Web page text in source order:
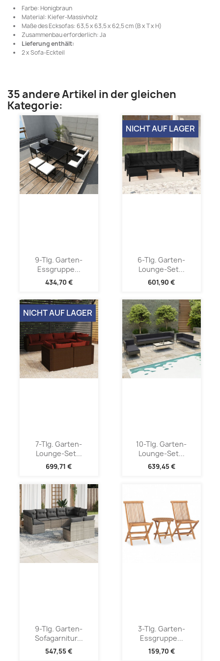
Farbe: Honigbraun
Material: Kiefer-Massivholz
Maße des Ecksofas: 63,5 x 63,5 x 62,5 cm (B x T x H)
Zusammenbau erforderlich: Ja
Lieferung enthält:
2 x Sofa-Eckteil
35 andere Artikel in der gleichen
Kategorie:
9-Tlg. Garten-
Essgruppe...
434,70 €
6-Tlg. Garten-
Lounge-Set...
601,90 €
NICHT AUF LAGER
7-Tlg. Garten-
Lounge-Set...
699,71 €
NICHT AUF LAGER
10-Tlg. Garten-
Lounge-Set...
639,45 €
9-Tlg. Garten-
Sofagarnitur...
547,55 €
3-Tlg. Garten-
Essgruppe...
159,70 €